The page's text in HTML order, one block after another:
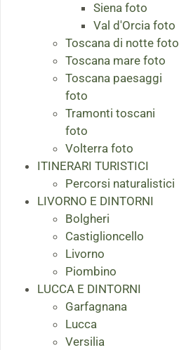
Siena foto
Val d'Orcia foto
Toscana di notte foto
Toscana mare foto
Toscana paesaggi
foto
Tramonti toscani
foto
Volterra foto
ITINERARI TURISTICI
Percorsi naturalistici
LIVORNO E DINTORNI
Bolgheri
Castiglioncello
Livorno
Piombino
LUCCA E DINTORNI
Garfagnana
Lucca
Versilia